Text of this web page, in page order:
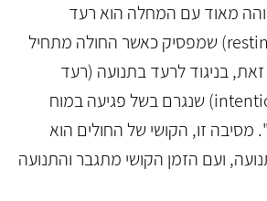
מאוד עם המחלה הוא רעד
במנוחה (resting tremor) שמפסיק כאשר החולה מתחיל
זאת, בניגוד לרעד בתנועה (רעד
צרבלרי, intention tremor) שנגרם בשל פגיעה במוח
מסיבה זו, הקושי של החולים הוא
ועם הזמן הקושי מתגבר והתנועה